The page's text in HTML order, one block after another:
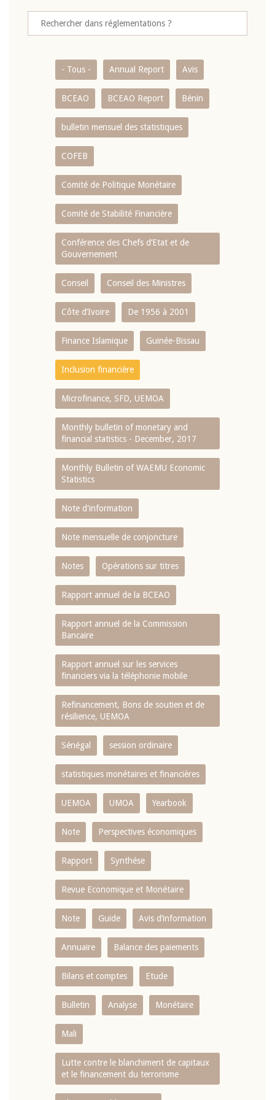
- Tous - Annual Report Avis
BCEAO BCEAO Report Bénin
bulletin mensuel des statistiques
COFEB
Comité de Politique Monétaire
Comité de Stabilité Financière
Conférence des Chefs d’Etat et de
Gouvernement
Conseil Conseil des Ministres
Côte d’Ivoire De 1956 à 2001
Finance Islamique Guinée-Bissau
Inclusion financière
Microfinance, SFD, UEMOA
Monthly bulletin of monetary and
financial statistics - December, 2017
Monthly Bulletin of WAEMU Economic
Statistics
Note d'information
Note mensuelle de conjoncture
Notes Opérations sur titres
Rapport annuel de la BCEAO
Rapport annuel de la Commission
Bancaire
Rapport annuel sur les services
financiers via la téléphonie mobile
Refinancement, Bons de soutien et de
résilience, UEMOA
Sénégal session ordinaire
statistiques monétaires et financières
UEMOA UMOA Yearbook
Note Perspectives économiques
Rapport Synthése
Revue Economique et Monétaire
Note Guide Avis d’information
Annuaire Balance des paiements
Bilans et comptes Etude
Bulletin Analyse Monétaire
Mali
Lutte contre le blanchiment de capitaux
et le financement du terrorisme